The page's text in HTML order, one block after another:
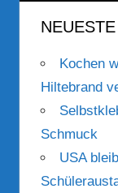
Kochen
Hiltebrand
Schmuck
USA